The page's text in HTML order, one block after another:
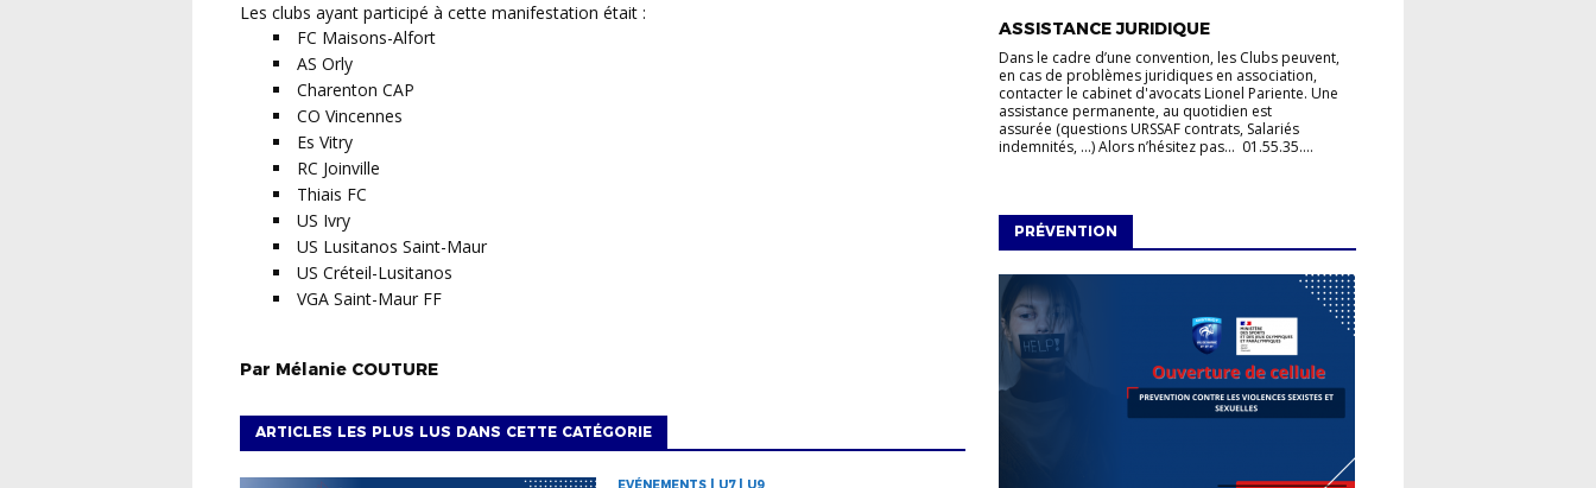
Les clubs ayant participé à cette manifestation était :
FC Maisons-Alfort
AS Orly
Charenton CAP
CO Vincennes
Es Vitry
RC Joinville
Thiais FC
US Ivry
US Lusitanos Saint-Maur
US Créteil-Lusitanos
VGA Saint-Maur FF
Par Mélanie COUTURE
ARTICLES LES PLUS LUS DANS CETTE CATÉGORIE
ASSISTANCE JURIDIQUE
Dans le cadre d’une convention, les Clubs peuvent,
en cas de problèmes juridiques en association,
contacter le cabinet d'avocats Lionel Pariente. Une
assistance permanente, au quotidien est
assurée (questions URSSAF contrats, Salariés
indemnités, ...) Alors n’hésitez pas... 01.55.35....
PRÉVENTION